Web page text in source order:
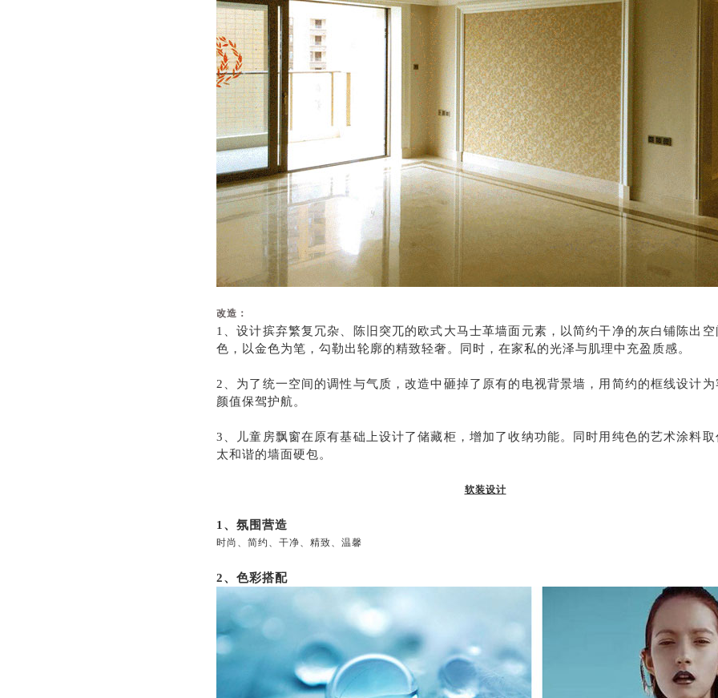
改造：
1、设计摈弃繁复冗杂、陈旧突兀的欧式大马士革墙面元素，以简约干净的灰白铺陈出
色，以金色为笔，勾勒出轮廓的精致轻奢。同时，在家私的光泽与肌理中充盈质感。
2、为了统一空间的调性与气质，改造中砸掉了原有的电视背景墙，用简约的框线设计
颜值保驾护航。
3、儿童房飘窗在原有基础上设计了储藏柜，增加了收纳功能。同时用纯色的艺术涂料取
太和谐的墙面硬包。
软装设计
1、氛围营造
时尚、简约、干净、精致、温馨
2、色彩搭配